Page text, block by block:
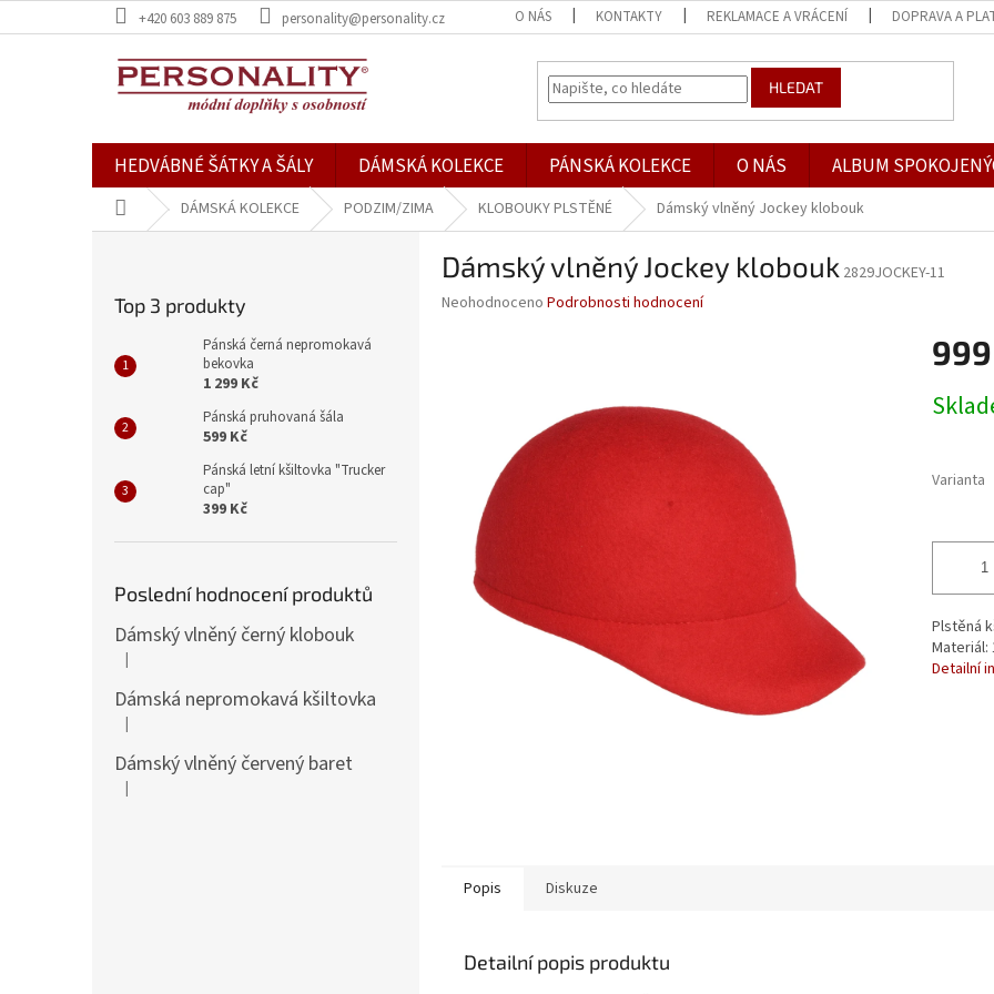
na
+420 603 889 875 personality@personality.cz O NÁS KONTAKTY REKLAMACE A VRÁCENÍ DOPRAVA A
HLEDAT
HEDVÁBNÉ ŠÁTKY A ŠÁLY DÁMSKÁ KOLEKCE PÁNSKÁ KOLEKCE O NÁS ALBUM
Domů DÁMSKÁ KOLEKCE PODZIM/ZIMA KLOBOUKY PLSTĚNÉ Dámský vlněný Jockey klobouk
Top 3 produkty
Pánská černá nepromokavá
bekovka
1 299 Kč
Pánská pruhovaná šála
599 Kč
Pánská letní kšiltovka "Trucker
cap"
399 Kč
Poslední hodnocení produktů
Dámský vlněný černý klobouk
Hodnocení produktu je 5 z 5 hvězdiček.
|
Dámská nepromokavá kšiltovka
Hodnocení produktu je 5 z 5 hvězdiček.
|
Dámský vlněný červený baret
Hodnocení produktu je 5 z 5 hvězdiček.
|
Dámský vlněný Jockey klobouk 2829JOCKEY-11
Průměrné
Neohodnoceno Podrobnosti hodnocení
cena:
Varianta
Plstěná
Materiál:
Detailní
Popis Diskuze
Detailní popis produktu